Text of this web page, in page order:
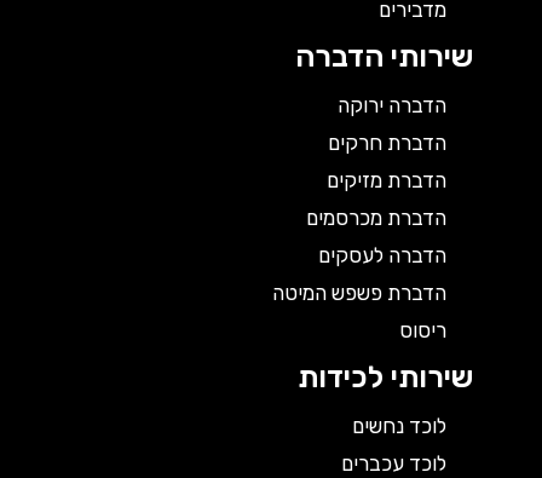
מדבירים
שירותי הדברה
הדברה ירוקה
הדברת חרקים
הדברת מזיקים
הדברת מכרסמים
הדברה לעסקים
הדברת פשפש המיטה
ריסוס
שירותי לכידות
לוכד נחשים
לוכד עכברים